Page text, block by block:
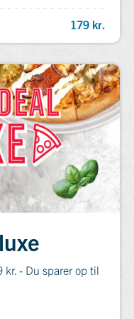
179 kr.
kr. - Du sparer op til